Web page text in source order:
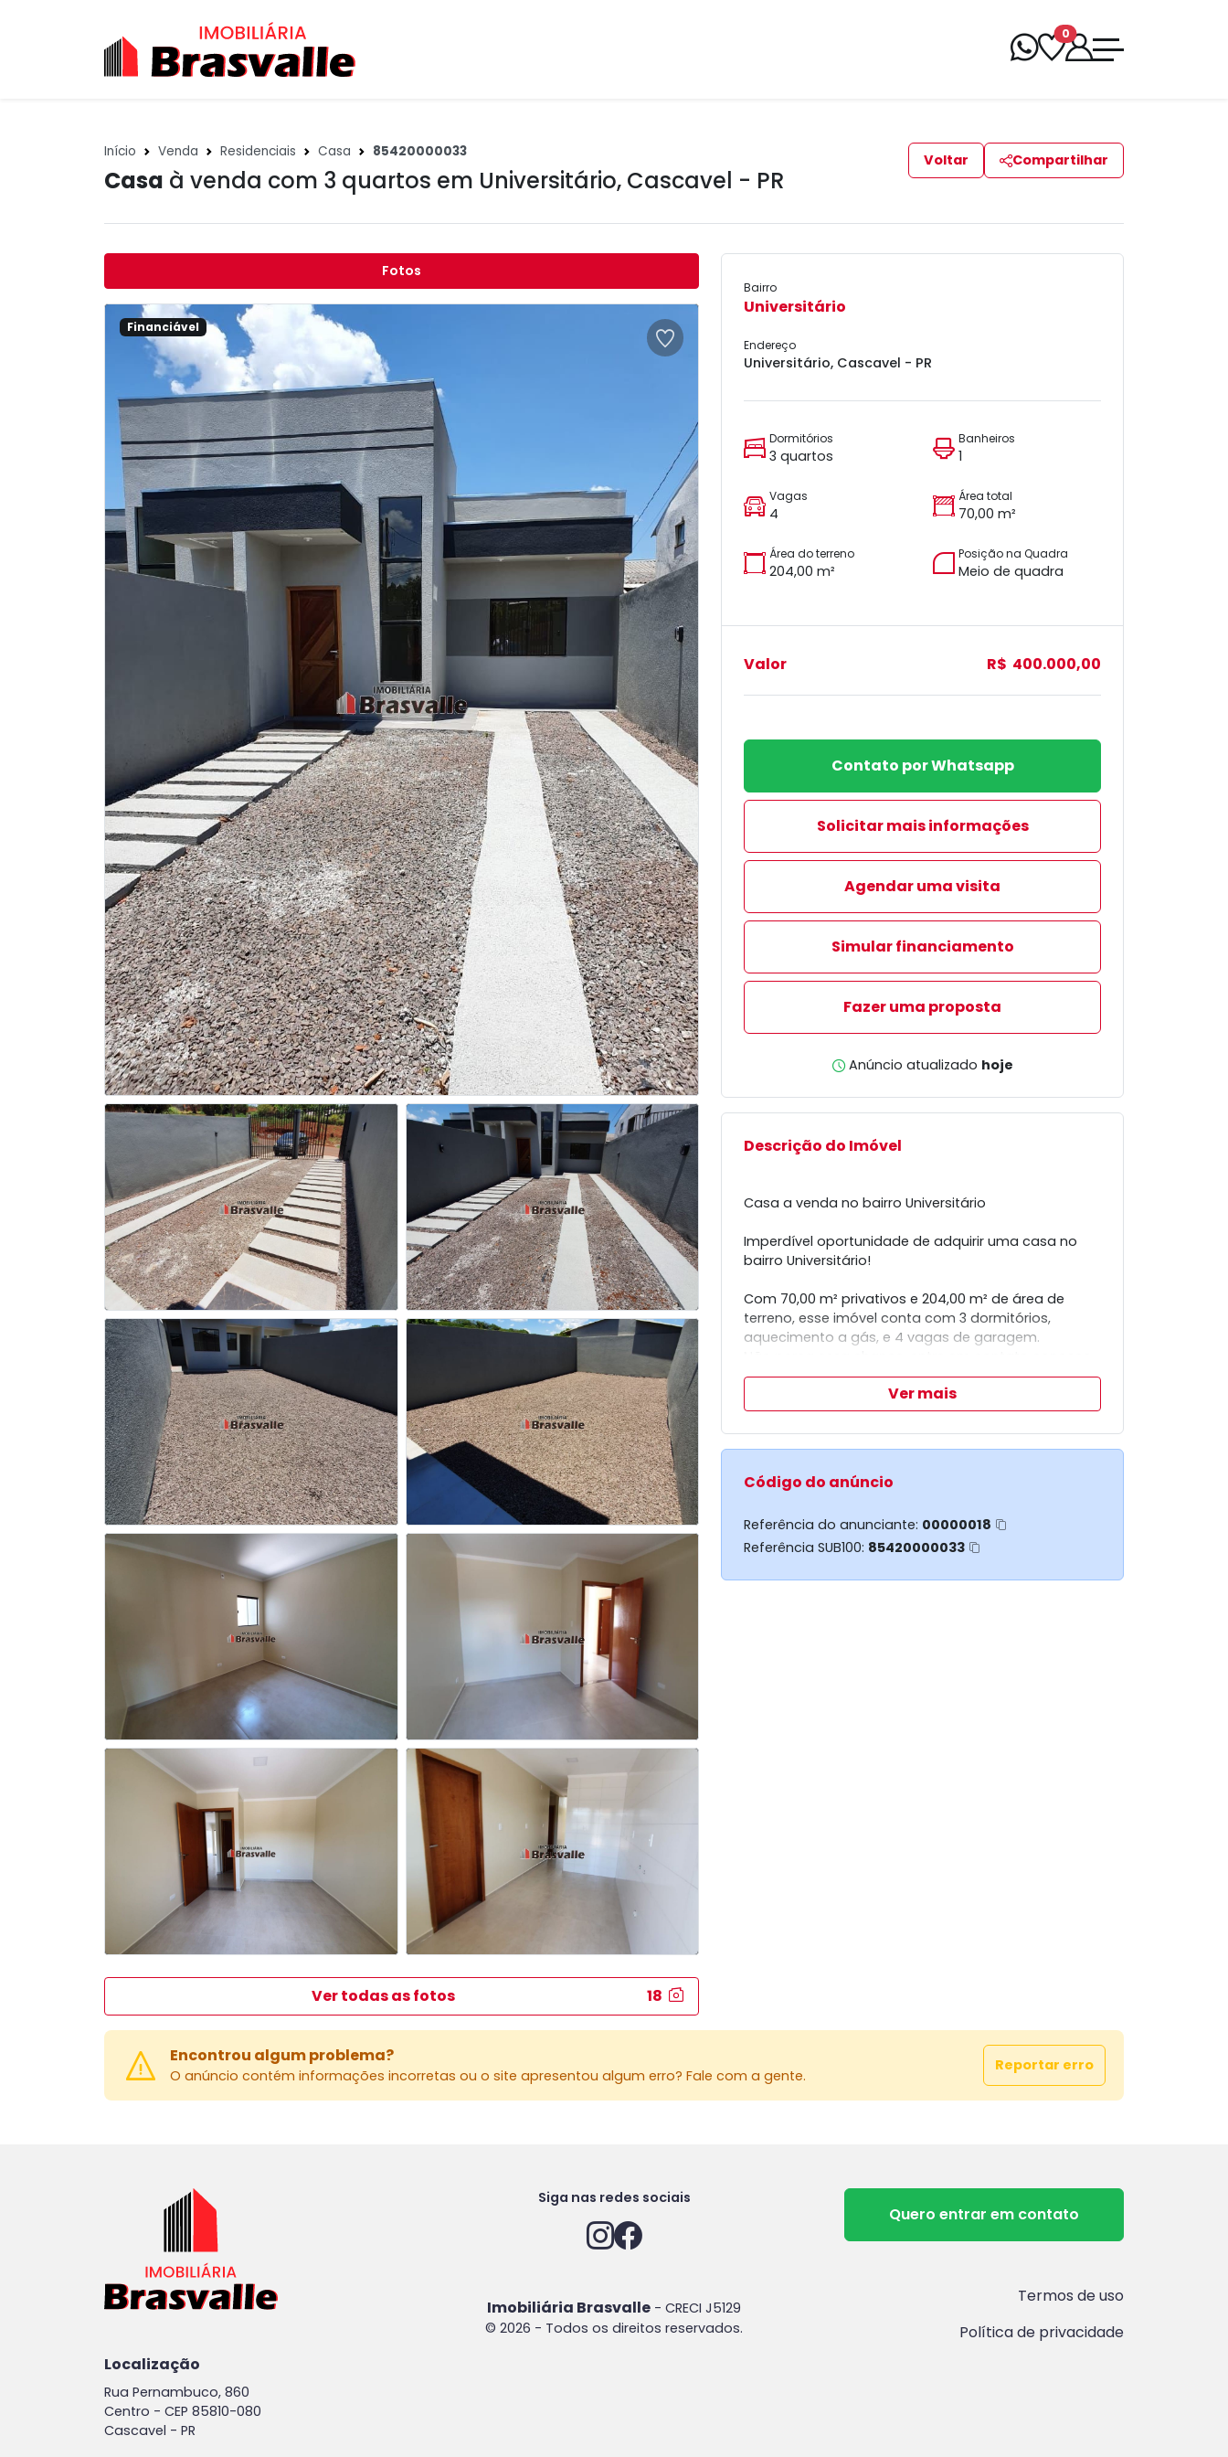
0
Início Venda Residenciais Casa 85420000033
Casa à venda com 3 quartos em Universitário, Cascavel - PR
Voltar Compartilhar
Fotos
Financiável
Ver todas as fotos 18
Bairro
Universitário
Endereço
Universitário, Cascavel - PR
Dormitórios
3 quartos
Banheiros
1
Vagas
4
Área total
70,00 m²
Área do terreno
204,00 m²
Posição na Quadra
Meio de quadra
Valor R$ 400.000,00
Contato por Whatsapp
Solicitar mais informações
Agendar uma visita
Simular financiamento
Fazer uma proposta
Anúncio atualizado hoje
Descrição do Imóvel
Casa a venda no bairro Universitário
Imperdível oportunidade de adquirir uma casa no
bairro Universitário!
Com 70,00 m² privativos e 204,00 m² de área de
terreno, esse imóvel conta com 3 dormitórios,
aquecimento a gás, e 4 vagas de garagem.
e agende uma visita!
Ver mais
Código do anúncio
Referência do anunciante: 00000018
Referência SUB100: 85420000033
Encontrou algum problema?
O anúncio contém informações incorretas ou o site apresentou algum erro? Fale com a gente.
Reportar erro
Localização
Rua Pernambuco, 860
Centro - CEP 85810-080
Cascavel - PR
Siga nas redes sociais
Imobiliária Brasvalle - CRECI J5129
© 2026 - Todos os direitos reservados.
Quero entrar em contato
Termos de uso
Política de privacidade